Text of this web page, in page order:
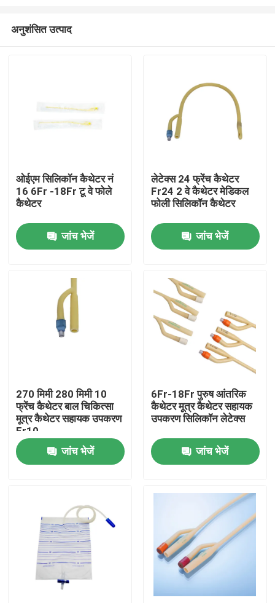
होम
हमारे बारे में
गुणवत्ता नियंत्रण
हमसे संपर्क करें
मेडिकल सिलिकॉन रबर
मेडिकल रबर स्टॉपर
अनुशंसित उत्पाद
ओईएम सिलिकॉन कैथेटर नं
16 6Fr -18Fr टू वे फोले
कैथेटर
जांच भेजें
लेटेक्स 24 फ्रेंच कैथेटर
Fr24 2 वे कैथेटर मेडिकल
फोली सिलिकॉन कैथेटर
जांच भेजें
270 मिमी 280 मिमी 10
फ्रेंच कैथेटर बाल चिकित्सा
मूत्र कैथेटर सहायक उपकरण
Fr10
जांच भेजें
6Fr-18Fr पुरुष आंतरिक
कैथेटर मूत्र कैथेटर सहायक
उपकरण सिलिकॉन लेटेक्स
जांच भेजें